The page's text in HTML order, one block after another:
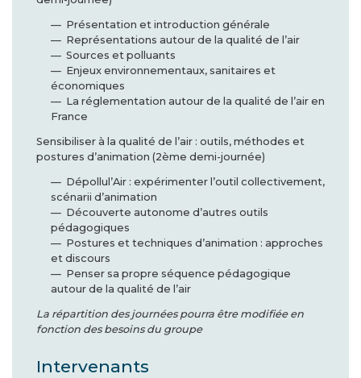
Présentation et introduction générale
Représentations autour de la qualité de l’air
Sources et polluants
Enjeux environnementaux, sanitaires et
économiques
La réglementation autour de la qualité de l’air en
France
Sensibiliser à la qualité de l’air : outils, méthodes et
postures d’animation (2ème demi-journée)
Dépollul’Air : expérimenter l’outil collectivement,
scénarii d’animation
Découverte autonome d’autres outils
pédagogiques
Postures et techniques d’animation : approches
et discours
Penser sa propre séquence pédagogique
autour de la qualité de l’air
La répartition des journées pourra être modifiée en
fonction des besoins du groupe
Intervenants